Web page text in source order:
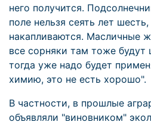
него получится.
поле нельзя сеять лет
накапливаются. Масличные
все сорняки там тоже
тогда уже надо будет
химию, это не есть хорошо".
В частности, в прошлые
объявляли "виновником"